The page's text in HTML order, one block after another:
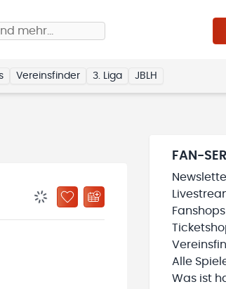
mehr…
Vereinsfinder 3. Liga JBLH
BENACHRICHTIGUNGSSTATUS WIRD
ZU „MEINE TEAMS“ HINZUFÜGEN
FAN-
Fanshops
Alle
Was ist